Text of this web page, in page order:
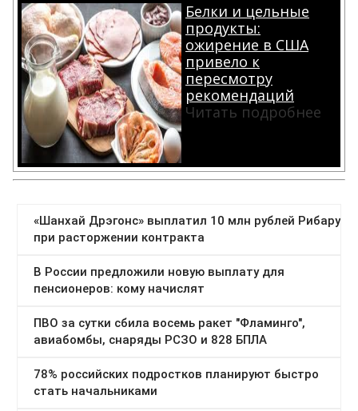
Белки и цельные
продукты:
ожирение в США
привело к
пересмотру
рекомендаций
Читать подробнее